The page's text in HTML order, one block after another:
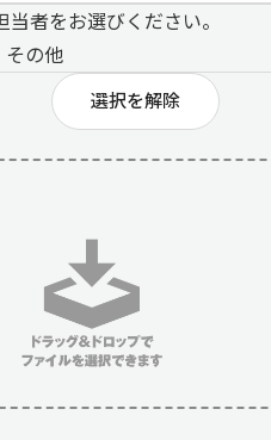
者をお選びください。
その他
選択を解除